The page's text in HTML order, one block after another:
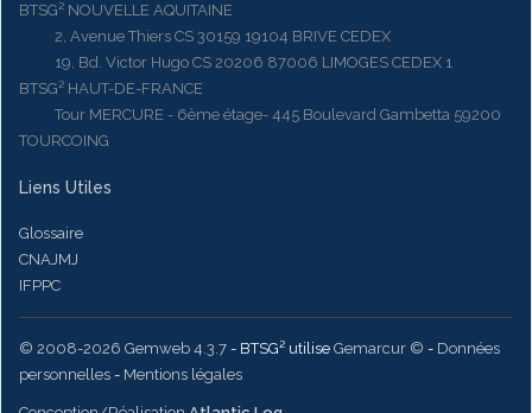
BTSG² NOUVELLE AQUITAINE
2, Avenue Thiers CS 30159 19104 BRIVE CEDEX
19, Bd. Victor Hugo CS 20206 87006 LIMOGES CEDEX 1
BTSG² HAUT-DE-FRANCE
Tour MERCURE - 6ème étage- 445 Boulevard Gambetta 59200
TOURCOING
Liens Utiles
Glossaire
CNAJMJ
IFPPC
© 2008-2026 Gemweb 4.3.7 - BTSG² utilise Gemarcur © - Données
personnelles - Mentions légales